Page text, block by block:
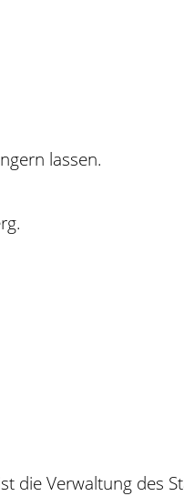
lassen.
Verwaltung des